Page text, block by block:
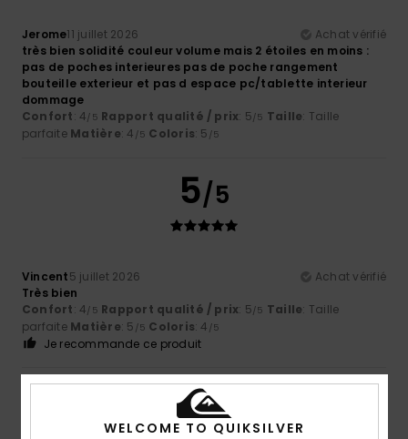
Jerome11 juillet 2026
Achat vérifié
très bien solidité couleur volume mais 2 étoiles en moins :
pas de poches interieures pas de poche rangement
bouteille exterieur et pas d espace pc/tablette interieur
dommage
Confort: 4/5 Rapport qualité / prix: 5/5 Taille: Taille
parfaite Matière: 4 /5 Coloris: 5 /5
5/5
Vincent5 juillet 2026
Achat vérifié
Très bien
Confort: 4/5 Rapport qualité / prix: 5/5 Taille: Taille
parfaite Matière: 5 /5 Coloris: 4 /5
Je recommande ce produit
4/5
WELCOME TO QUIKSILVER